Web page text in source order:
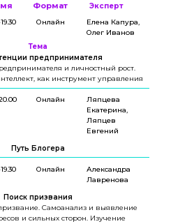
Формат
Тема
Эксперт
Онлайн
предпринимателя
и личностный рост.
как инструмент управления
Елена Капура,
Олег Иванов
Онлайн
Поиск призвания
Самоанализ и выявление
и сильных сторон. Изучение
Александра
Лавренова
Онлайн
Путь Блогера
Ляпцева
Екатерина,
Ляпцев
Евгений